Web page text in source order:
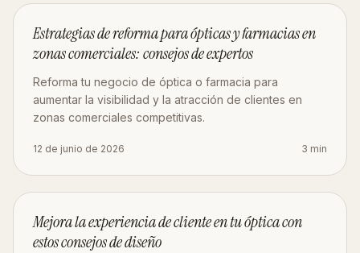
Estrategias de reforma para ópticas y farmacias en
zonas comerciales: consejos de expertos
Reforma tu negocio de óptica o farmacia para
aumentar la visibilidad y la atracción de clientes en
zonas comerciales competitivas.
12 de junio de 2026 3 min
Mejora la experiencia de cliente en tu óptica con
estos consejos de diseño